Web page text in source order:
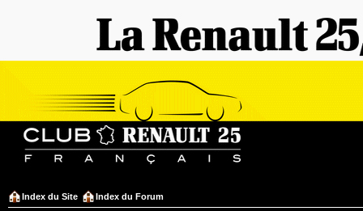
Index du Site Index du Forum